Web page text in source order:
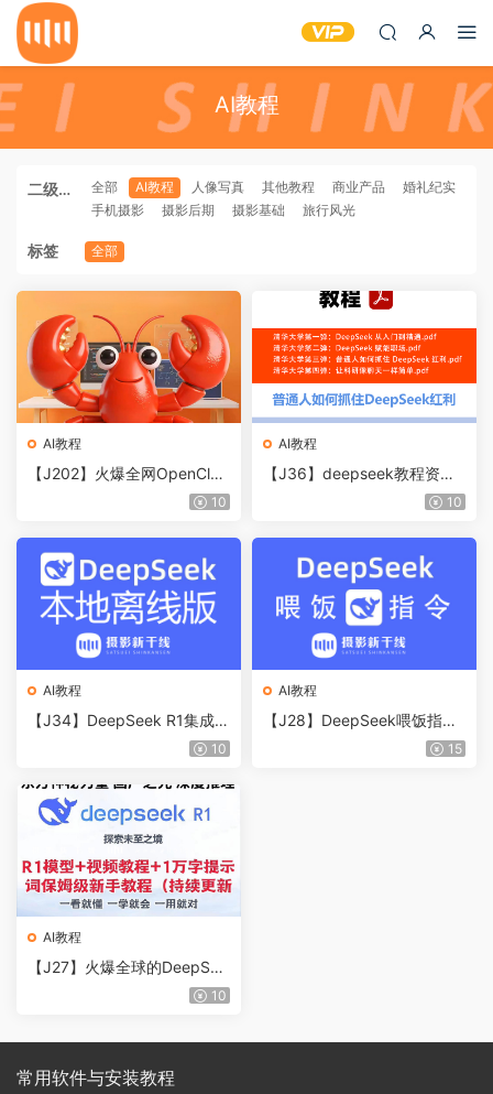
AI教程
二级分
全部 AI教程 人像写真 其他教程 商业产品
婚礼纪实
手机摄影
摄影后期 摄影基础 旅行风光
标签 全部
AI教程
【J202】火爆全网OpenCla
10
AI教程
【J36】deepseek教程资料
大全，含清华deepseek五版
pSeek零基础入门手册》秋叶
10
AI教程
【J34】DeepSeek R1集成7
b模型本地离线免安装版，绿
10
AI教程
【J28】DeepSeek喂饭指令
15
AI教程
【J27】火爆全球的DeepSee
10
常用软件与安装教程